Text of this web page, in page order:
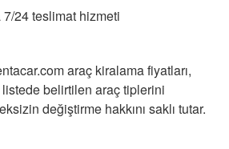
7/24 teslimat hizmeti
araç kiralama fiyatları,
belirtilen araç tiplerini
değiştirme hakkını saklı tutar.